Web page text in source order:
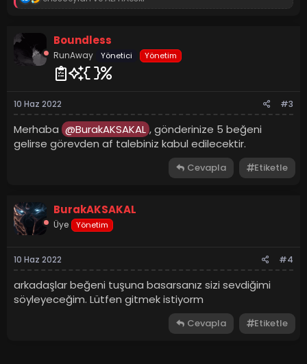
e
l
e
Boundless
RunAway Yönetici Yönetim
10 Haz 2022 #3
Merhaba @BurakAKSAKAL , gönderinize 5 beğeni
gelirse görevden af talebiniz kabul edilecektir.
Cevapla Etiketle
BurakAKSAKAL
Üye Yönetim
10 Haz 2022 #4
arkadaşlar beğeni tuşuna basarsanız sizi sevdiğimi
söyleyeceğim. Lütfen gitmek istiyorm
Cevapla Etiketle